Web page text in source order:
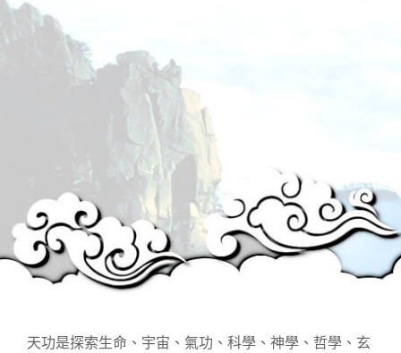
天功是探索生命、宇宙、氣功、科學、神學、哲學、玄